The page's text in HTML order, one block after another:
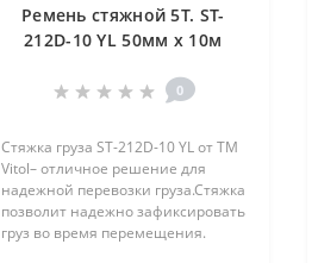
Ремень стяжной 5Т. ST-
212D-10 YL 50мм х 10м
0
Стяжка груза ST-212D-10 YL от ТМ
Vitol– отличное решение для
надежной перевозки груза.Стяжка
позволит надежно зафиксировать
груз во время перемещения.